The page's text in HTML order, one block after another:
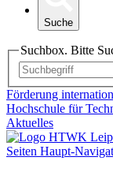
Suche
Suchbox. Bitte
Förderung
Hochschule für
Aktuelles
Seiten Haupt-